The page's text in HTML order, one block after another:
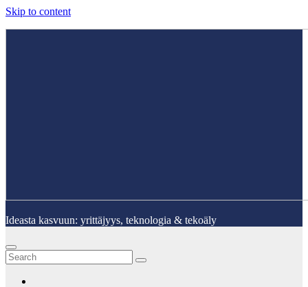
Skip to content
Ideasta kasvuun: yrittäjyys, teknologia & tekoäly